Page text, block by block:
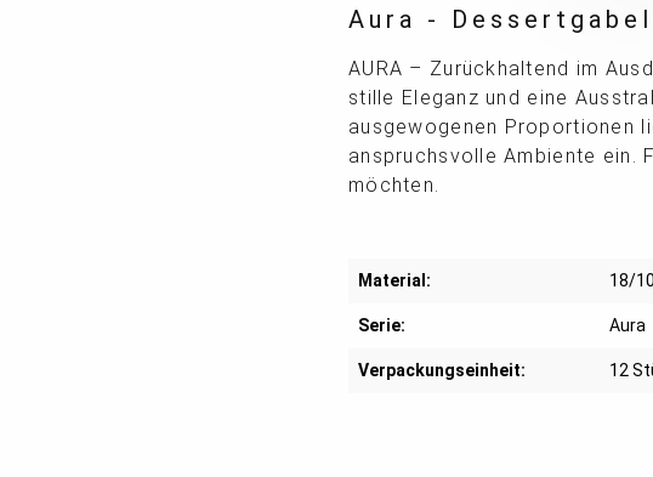
Aura -
AURA – Zurückhaltend im
stille Eleganz und eine
ausgewogenen Proportionen
anspruchsvolle Ambiente ein.
möchten.
Material: 18/
Serie: Aura
Verpackungseinheit: 12